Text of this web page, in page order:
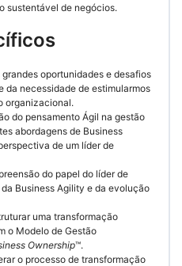
sustentável de negócios.
oportunidades e desafios
da necessidade de estimularmos
organizacional.
do pensamento Ágil na gestão
abordagens de Business
de um líder de
do papel do líder de
Business Agility e da evolução
uma transformação
o Modelo de Gestão
Ownership™.
o processo de transformação